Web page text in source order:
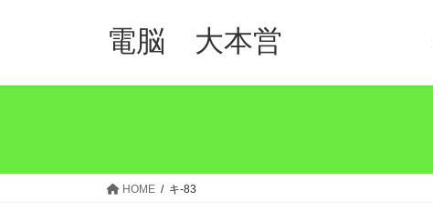
電脳 大本営
HOME キ-83